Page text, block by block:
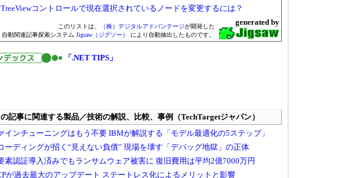
TreeViewコントロールで現在選択されているノードを変更するには？
このリストは、 （株）デジタルアドバンテージが開発した
自動関連記事探索システム Jigsaw（ジグソー） により自動抽出したものです。
generated by
「.NET TIPS」